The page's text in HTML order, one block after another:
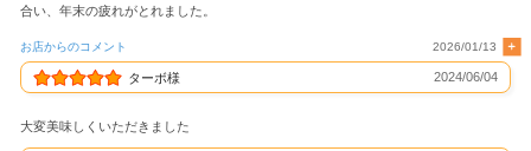
合い、年末の疲れがとれました。
お店からのコメント 2026/01/13
ターボ様 2024/06/04
大変美味しくいただきました